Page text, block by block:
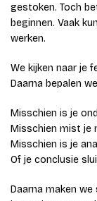
gestoken. Toch
beginnen. Vaak
werken.
We kijken naar je
Daarna bepalen
Misschien is je
Misschien mist je
Misschien is je
Of je conclusie
Daarna maken